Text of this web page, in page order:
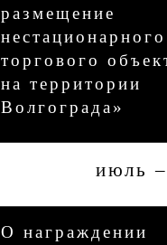
размещение
нестационарного
торгового
на территории
Волгограда»
июль
О награждении